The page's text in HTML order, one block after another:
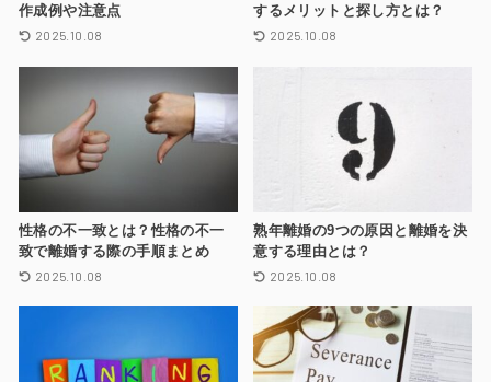
作成例や注意点
2025.10.08
するメリットと探し方とは？
2025.10.08
性格の不一致とは？性格の不一
致で離婚する際の手順まとめ
2025.10.08
熟年離婚の9つの原因と離婚を決
意する理由とは？
2025.10.08